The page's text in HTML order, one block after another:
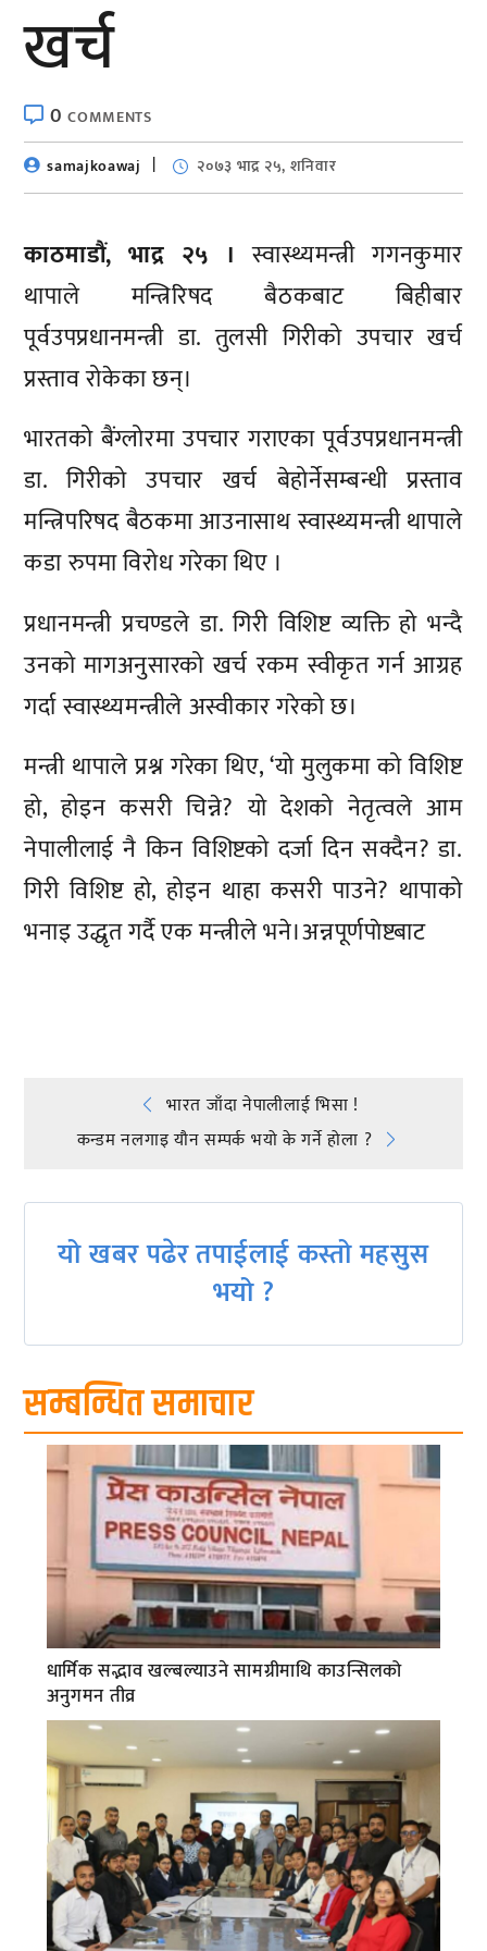
खर्च
0COMMENTS
samajkoawaj
२०७३ भाद्र २५, शनिवार
काठमाडौं, भाद्र २५ । स्वास्थ्यमन्त्री गगनकुमार
थापाले मन्त्रिरिषद बैठकबाट बिहीबार
पूर्वउपप्रधानमन्त्री डा. तुलसी गिरीको उपचार खर्च
प्रस्ताव रोकेका छन्।
भारतको बैंग्लोरमा उपचार गराएका पूर्वउपप्रधानमन्त्री
डा. गिरीको उपचार खर्च बेहोर्नेसम्बन्धी प्रस्ताव
मन्त्रिपरिषद बैठकमा आउनासाथ स्वास्थ्यमन्त्री थापाले
कडा रुपमा विरोध गरेका थिए ।
प्रधानमन्त्री प्रचण्डले डा. गिरी विशिष्ट व्यक्ति हो भन्दै
उनको मागअनुसारको खर्च रकम स्वीकृत गर्न आग्रह
गर्दा स्वास्थ्यमन्त्रीले अस्वीकार गरेको छ।
मन्त्री थापाले प्रश्न गरेका थिए, ‘यो मुलुकमा को विशिष्ट
हो, होइन कसरी चिन्ने? यो देशको नेतृत्वले आम
नेपालीलाई नै किन विशिष्टको दर्जा दिन सक्दैन? डा.
गिरी विशिष्ट हो, होइन थाहा कसरी पाउने? थापाको
भनाइ उद्धृत गर्दै एक मन्त्रीले भने।अन्नपूर्णपाेष्टबाट
Post
navigation
भारत जाँदा नेपालीलाई भिसा !
कन्डम नलगाइ यौन सम्पर्क भयो के गर्ने होला ?
यो खबर पढेर तपाईलाई कस्तो महसुस
भयो ?
सम्बन्धित समाचार
धार्मिक सद्भाव खल्बल्याउने सामग्रीमाथि काउन्सिलको
अनुगमन तीव्र